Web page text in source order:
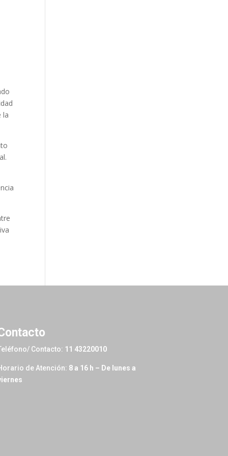
la
Contacto: 11 43220010
de Atención: 8 a 16 h – De lunes a